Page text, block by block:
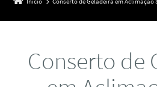
Conserto de